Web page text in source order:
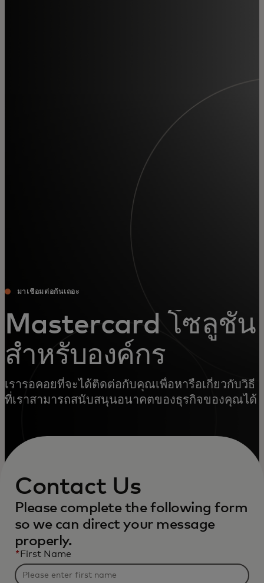
สำหรับผู้สร้างนวัตกรรม
ข่าวสารและแนวโน้ม
มาเชื่อมต่อกันเถอะ
Mastercard โซลูชั่น
สําหรับองค์กร
เรารอคอยที่จะได้ติดต่อกับคุณเพื่อหารือเกี่ยวกับวิธี
ที่เราสามารถสนับสนุนอนาคตของธุรกิจของคุณได้
Contact Us
Please complete the following form
so we can direct your message
properly.
* First Name